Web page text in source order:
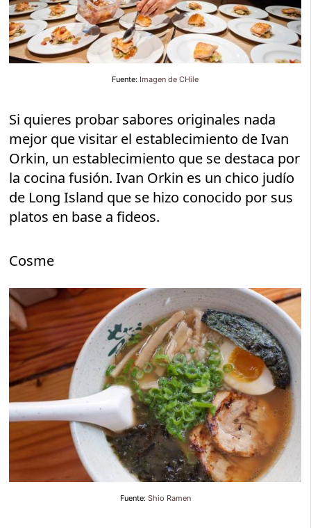
Fuente: Imagen de CHile
Si quieres probar sabores originales nada
mejor que visitar el establecimiento de Ivan
Orkin, un establecimiento que se destaca por
la cocina fusión. Ivan Orkin es un chico judío
de Long Island que se hizo conocido por sus
platos en base a fideos.
Cosme
Fuente: Shio Ramen